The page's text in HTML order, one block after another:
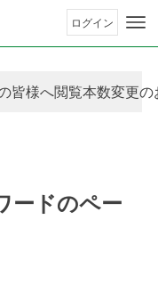
ログイン
皆様へ閲覧本数変更
皆様へ閲覧本数変更
ードのペー